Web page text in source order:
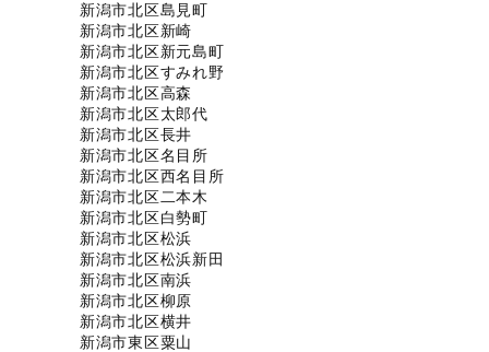
新潟市北区島見町
新潟市北区新崎
新潟市北区新元島町
新潟市北区すみれ野
新潟市北区高森
新潟市北区太郎代
新潟市北区長井
新潟市北区名目所
新潟市北区西名目所
新潟市北区二本木
新潟市北区白勢町
新潟市北区松浜
新潟市北区松浜新田
新潟市北区南浜
新潟市北区柳原
新潟市北区横井
新潟市東区粟山